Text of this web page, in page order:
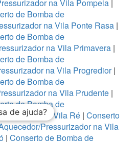
na Vila Pompeia|
de Bomba de
na Vila Ponte Rasa|
de Bomba de
na Vila Primavera |
de Bomba de
na Vila Progredior|
de Bomba de
na Vila Prudente |
de Bomba de
na Vila Ré| Conserto
Pressurizador na Vila
| Conserto de Bomba de
de ajuda?